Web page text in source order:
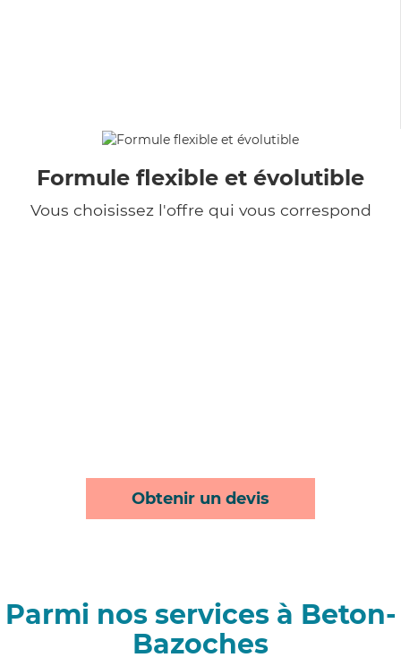
Formule flexible et évolutible
Vous choisissez l'offre qui vous correspond
Obtenir un devis
Parmi nos services à Beton-
Bazoches